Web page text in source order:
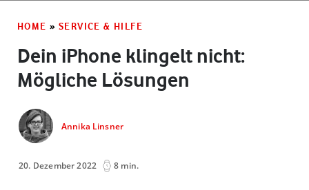
HOME » SERVICE & HILFE
Dein iPhone klingelt nicht:
Mögliche Lösungen
Annika Linsner
20. Dezember 2022 8 min.